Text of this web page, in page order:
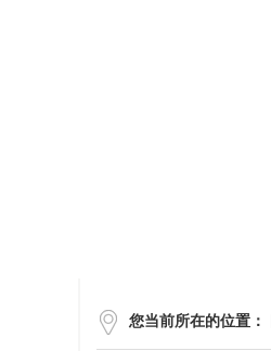
您当前所在的位置：